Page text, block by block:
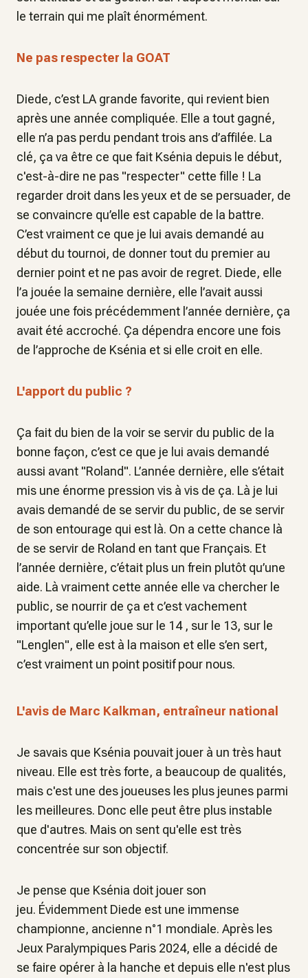
le terrain qui me plaît énormément.
Ne pas respecter la GOAT
Diede, c’est LA grande favorite, qui revient bien
après une année compliquée. Elle a tout gagné,
elle n’a pas perdu pendant trois ans d’affilée. La
clé, ça va être ce que fait Ksénia depuis le début,
c'est-à-dire ne pas "respecter" cette fille ! La
regarder droit dans les yeux et de se persuader, de
se convaincre qu’elle est capable de la battre.
C’est vraiment ce que je lui avais demandé au
début du tournoi, de donner tout du premier au
dernier point et ne pas avoir de regret. Diede, elle
l’a jouée la semaine dernière, elle l’avait aussi
jouée une fois précédemment l’année dernière, ça
avait été accroché. Ça dépendra encore une fois
de l’approche de Ksénia et si elle croit en elle.
L'apport du public ?
Ça fait du bien de la voir se servir du public de la
bonne façon, c’est ce que je lui avais demandé
aussi avant "Roland". L’année dernière, elle s’était
mis une énorme pression vis à vis de ça. Là je lui
avais demandé de se servir du public, de se servir
de son entourage qui est là. On a cette chance là
de se servir de Roland en tant que Français. Et
l’année dernière, c’était plus un frein plutôt qu’une
aide. Là vraiment cette année elle va chercher le
public, se nourrir de ça et c’est vachement
important qu’elle joue sur le 14 , sur le 13, sur le
"Lenglen", elle est à la maison et elle s’en sert,
c’est vraiment un point positif pour nous.
L'avis de Marc Kalkman, entraîneur national
Je savais que Ksénia pouvait jouer à un très haut
niveau. Elle est très forte, a beaucoup de qualités,
mais c'est une des joueuses les plus jeunes parmi
les meilleures. Donc elle peut être plus instable
que d'autres. Mais on sent qu'elle est très
concentrée sur son objectif.
Je pense que Ksénia doit jouer son
jeu. Évidemment Diede est une immense
championne, ancienne n°1 mondiale. Après les
Jeux Paralympiques Paris 2024, elle a décidé de
se faire opérer à la hanche et depuis elle n'est plus